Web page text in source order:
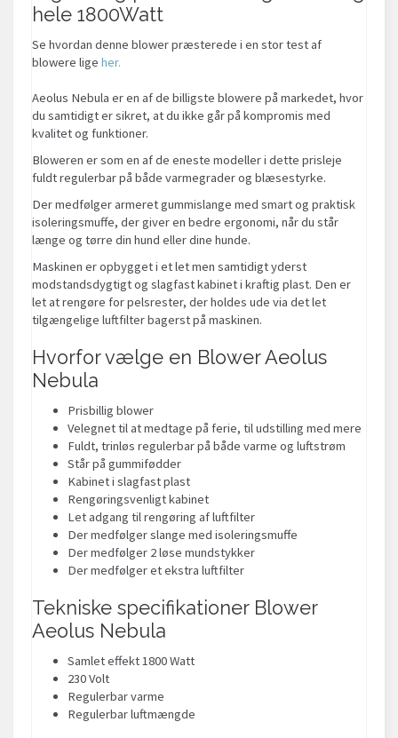
hele 1800Watt
Se hvordan denne blower præsterede i en stor test af
blowere lige her.
Aeolus Nebula er en af de billigste blowere på markedet, hvor
du samtidigt er sikret, at du ikke går på kompromis med
kvalitet og funktioner.
Bloweren er som en af de eneste modeller i dette prisleje
fuldt regulerbar på både varmegrader og blæsestyrke.
Der medfølger armeret gummislange med smart og praktisk
isoleringsmuffe, der giver en bedre ergonomi, når du står
længe og tørre din hund eller dine hunde.
Maskinen er opbygget i et let men samtidigt yderst
modstandsdygtigt og slagfast kabinet i kraftig plast. Den er
let at rengøre for pelsrester, der holdes ude via det let
tilgængelige luftfilter bagerst på maskinen.
Hvorfor vælge en Blower Aeolus
Nebula
Prisbillig blower
Velegnet til at medtage på ferie, til udstilling med mere
Fuldt, trinløs regulerbar på både varme og luftstrøm
Står på gummifødder
Kabinet i slagfast plast
Rengøringsvenligt kabinet
Let adgang til rengøring af luftfilter
Der medfølger slange med isoleringsmuffe
Der medfølger 2 løse mundstykker
Der medfølger et ekstra luftfilter
Tekniske specifikationer Blower
Aeolus Nebula
Samlet effekt 1800 Watt
230 Volt
Regulerbar varme
Regulerbar luftmængde